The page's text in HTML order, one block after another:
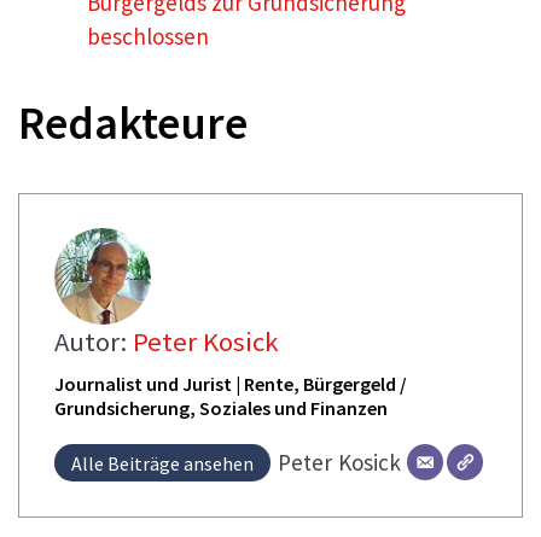
beschlossen
Redakteure
Autor: Peter Kosick
Journalist und Jurist | Rente, Bürgergeld /
Grundsicherung, Soziales und Finanzen
Alle Beiträge ansehen Peter Kosick